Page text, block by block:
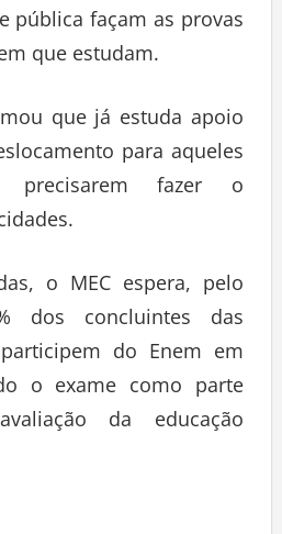
pública façam as provas
que estudam.
que já estuda apoio
para aqueles
precisarem fazer o
o MEC espera, pelo
dos concluintes das
do Enem em
o exame como parte
da educação